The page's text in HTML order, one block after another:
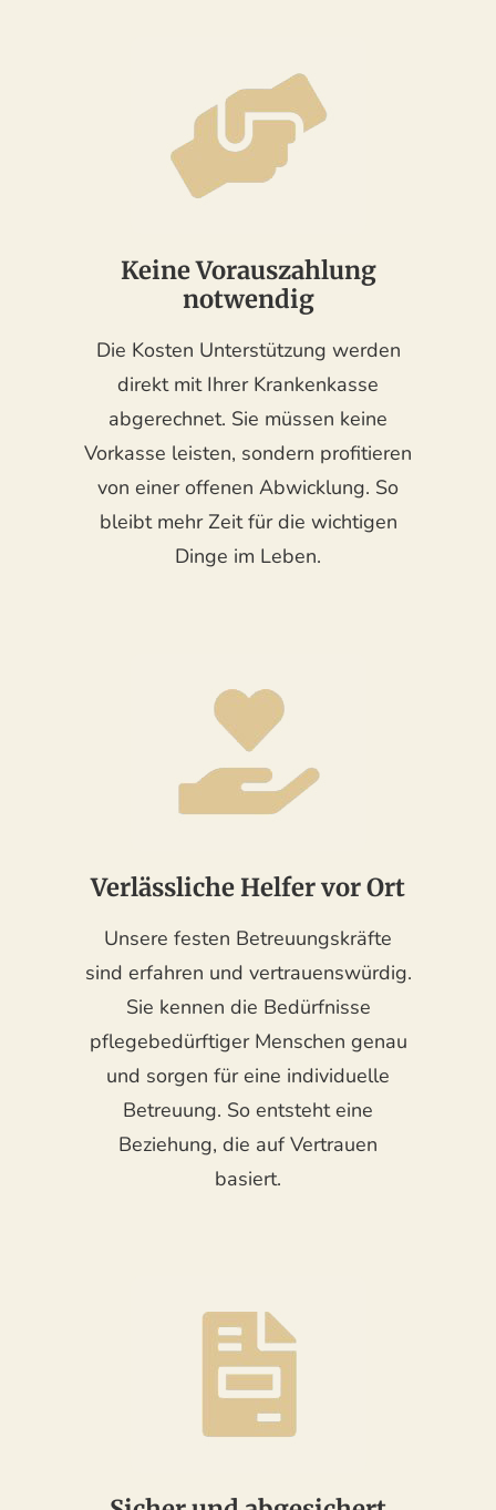
Keine Vorauszahlung
notwendig
Die Kosten Unterstützung werden
direkt mit Ihrer Krankenkasse
abgerechnet. Sie müssen keine
Vorkasse leisten, sondern profitieren
von einer offenen Abwicklung. So
bleibt mehr Zeit für die wichtigen
Dinge im Leben.
Verlässliche Helfer vor Ort
Unsere festen Betreuungskräfte
sind erfahren und vertrauenswürdig.
Sie kennen die Bedürfnisse
pflegebedürftiger Menschen genau
und sorgen für eine individuelle
Betreuung. So entsteht eine
Beziehung, die auf Vertrauen
basiert.